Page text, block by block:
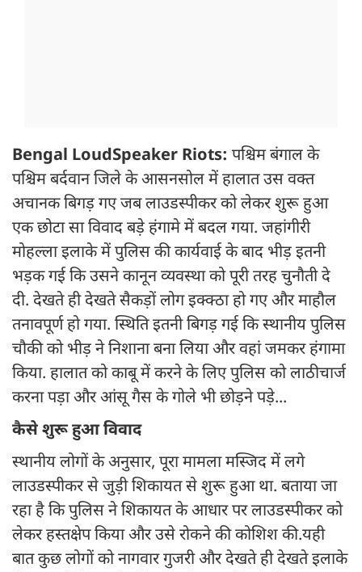
Bengal LoudSpeaker Riots: पश्चिम बंगाल के
पश्चिम बर्दवान जिले के आसनसोल में हालात उस वक्त
अचानक बिगड़ गए जब लाउडस्पीकर को लेकर शुरू हुआ
एक छोटा सा विवाद बड़े हंगामे में बदल गया. जहांगीरी
मोहल्ला इलाके में पुलिस की कार्यवाई के बाद भीड़ इतनी
भड़क गई कि उसने कानून व्यवस्था को पूरी तरह चुनौती दे
दी. देखते ही देखते सैकड़ों लोग इक्क्ठा हो गए और माहौल
तनावपूर्ण हो गया. स्थिति इतनी बिगड़ गई कि स्थानीय पुलिस
चौकी को भीड़ ने निशाना बना लिया और वहां जमकर हंगामा
किया. हालात को काबू में करने के लिए पुलिस को लाठीचार्ज
करना पड़ा और आंसू गैस के गोले भी छोड़ने पड़े...
कैसे शुरू हुआ विवाद
स्थानीय लोगों के अनुसार, पूरा मामला मस्जिद में लगे
लाउडस्पीकर से जुड़ी शिकायत से शुरू हुआ था. बताया जा
रहा है कि पुलिस ने शिकायत के आधार पर लाउडस्पीकर को
लेकर हस्तक्षेप किया और उसे रोकने की कोशिश की.यही
बात कुछ लोगों को नागवार गुजरी और देखते ही देखते इलाके